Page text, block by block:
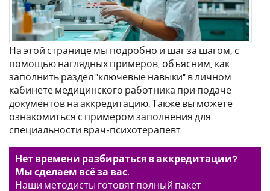
На этой странице мы подробно и шаг за шагом, с
помощью наглядных примеров, объясним, как
заполнить раздел "ключевые навыки" в личном
кабинете медицинского работника при подаче
документов на аккредитацию. Также вы можете
ознакомиться с примером заполнения для
специальности врач-психотерапевт.
Нет времени разбираться в аккредитации?
Мы сделаем всё за вас.
Наши методисты готовят полный пакет